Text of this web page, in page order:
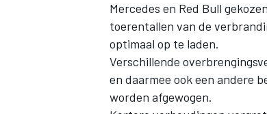
Mercedes en Red Bull
toerentallen van de
optimaal op te laden.
Verschillende
en daarmee ook een andere
worden afgewogen.